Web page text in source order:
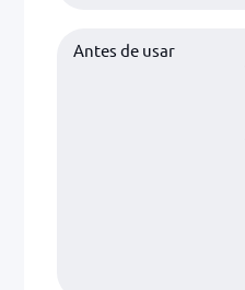
Antes de usar